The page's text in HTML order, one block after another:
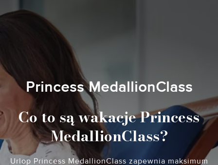
Princess MedallionClass
Co to są wakacje Princess
MedallionClass?
Urlop Princess MedallionClass zapewnia maksimum